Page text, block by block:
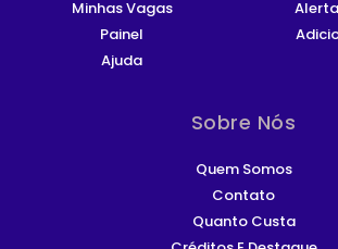
Minhas Vagas
Painel
Ajuda
Sobre Nós
Quem Somos
Contato
Quanto Custa